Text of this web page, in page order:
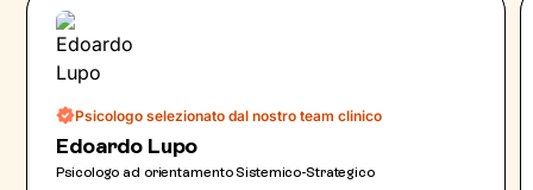
Psicologo selezionato dal nostro team clinico
Edoardo Lupo
Psicologo ad orientamento Sistemico-Strategico